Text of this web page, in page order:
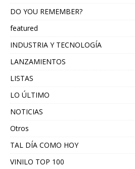
DO YOU REMEMBER?
featured
INDUSTRIA Y TECNOLOGÍA
LANZAMIENTOS
LISTAS
LO ÚLTIMO
NOTICIAS
Otros
TAL DÍA COMO HOY
VINILO TOP 100